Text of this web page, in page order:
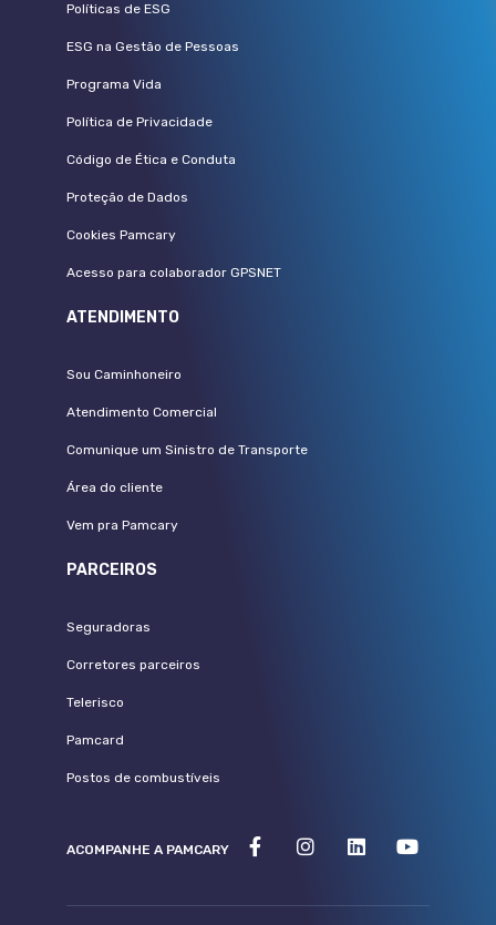
Políticas de ESG
ESG na Gestão de Pessoas
Programa Vida
Política de Privacidade
Código de Ética e Conduta
Proteção de Dados
Cookies Pamcary
Acesso para colaborador GPSNET
ATENDIMENTO
Sou Caminhoneiro
Atendimento Comercial
Comunique um Sinistro de Transporte
Área do cliente
Vem pra Pamcary
PARCEIROS
Seguradoras
Corretores parceiros
Telerisco
Pamcard
Postos de combustíveis
ACOMPANHE A PAMCARY